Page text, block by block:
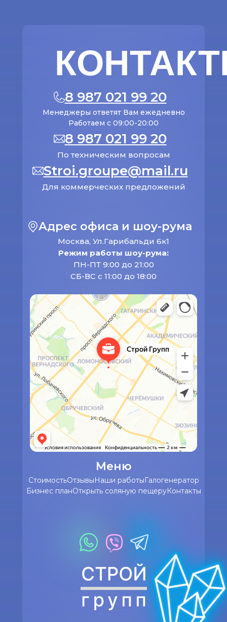
Адрес офиса и шоу-рума
Москва, Ул.Гарибальди 6к1
Режим работы шоу-рума:
ПН-ПТ 9:00 до 21:00
СБ-ВС с 11:00 до 18:00
Меню
СтоимостьОтзывы Наши работы Галогенератор
Бизнес планОткрыть соляную пещеруКонтакты
8 987 021 99 20
Менеджеры ответят Вам ежедневно
Работаем с 09:00-20:00
8 987 021 99 20
По техническим вопросам
Stroi.groupe@mail.ru
Для коммерческих предложений